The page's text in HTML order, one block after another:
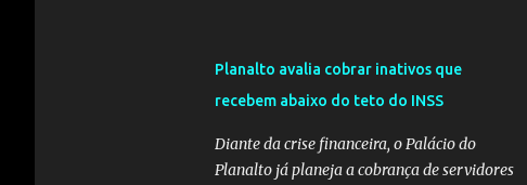
Planalto avalia cobrar inativos que
recebem abaixo do teto do INSS
Diante da crise financeira, o Palácio do
Planalto já planeja a cobrança de servidores